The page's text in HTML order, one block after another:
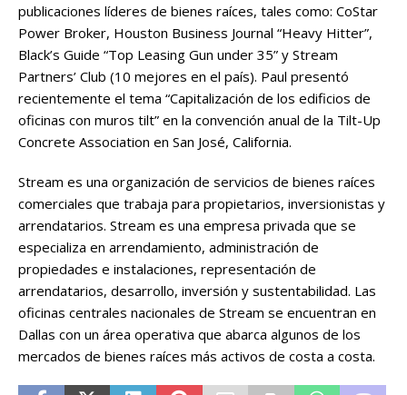
publicaciones líderes de bienes raíces, tales como: CoStar
Power Broker, Houston Business Journal “Heavy Hitter”,
Black’s Guide “Top Leasing Gun under 35” y Stream
Partners’ Club (10 mejores en el país). Paul presentó
recientemente el tema “Capitalización de los edificios de
oficinas con muros tilt” en la convención anual de la Tilt-Up
Concrete Association en San José, California.
Stream es una organización de servicios de bienes raíces
comerciales que trabaja para propietarios, inversionistas y
arrendatarios. Stream es una empresa privada que se
especializa en arrendamiento, administración de
propiedades e instalaciones, representación de
arrendatarios, desarrollo, inversión y sustentabilidad. Las
oficinas centrales nacionales de Stream se encuentran en
Dallas con un área operativa que abarca algunos de los
mercados de bienes raíces más activos de costa a costa.